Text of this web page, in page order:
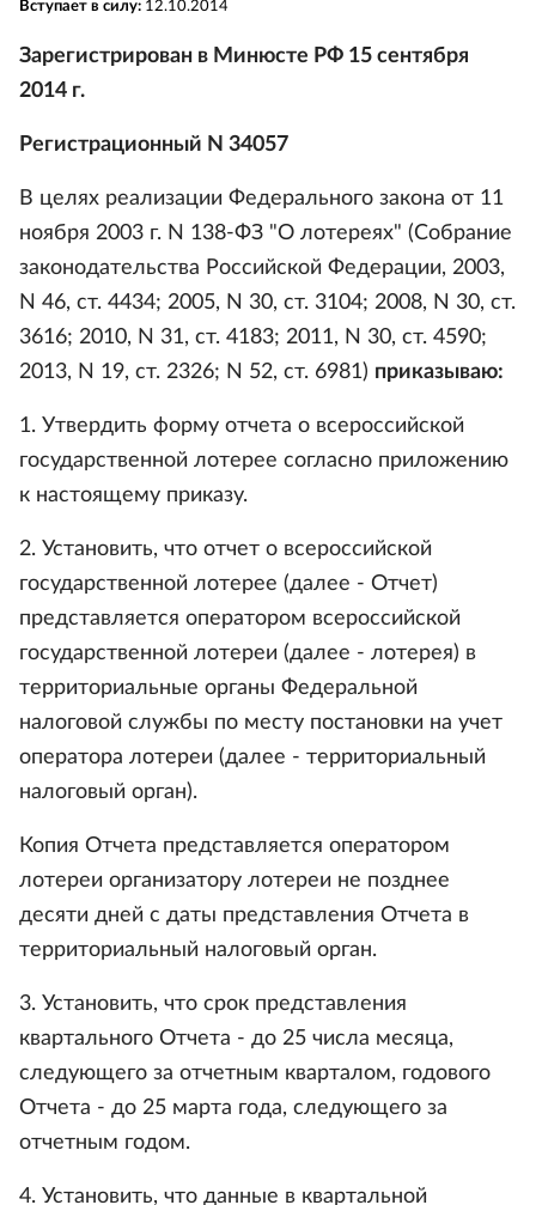
Вступает в силу: 12.10.2014
Зарегистрирован в Минюсте РФ 15 сентября
2014 г.
Регистрационный N 34057
В целях реализации Федерального закона от 11
ноября 2003 г. N 138-ФЗ "О лотереях" (Собрание
законодательства Российской Федерации, 2003,
N 46, ст. 4434; 2005, N 30, ст. 3104; 2008, N 30, ст.
3616; 2010, N 31, ст. 4183; 2011, N 30, ст. 4590;
2013, N 19, ст. 2326; N 52, ст. 6981) приказываю:
1. Утвердить форму отчета о всероссийской
государственной лотерее согласно приложению
к настоящему приказу.
2. Установить, что отчет о всероссийской
государственной лотерее (далее - Отчет)
представляется оператором всероссийской
государственной лотереи (далее - лотерея) в
территориальные органы Федеральной
налоговой службы по месту постановки на учет
оператора лотереи (далее - территориальный
налоговый орган).
Копия Отчета представляется оператором
лотереи организатору лотереи не позднее
десяти дней с даты представления Отчета в
территориальный налоговый орган.
3. Установить, что срок представления
квартального Отчета - до 25 числа месяца,
следующего за отчетным кварталом, годового
Отчета - до 25 марта года, следующего за
отчетным годом.
4. Установить, что данные в квартальной